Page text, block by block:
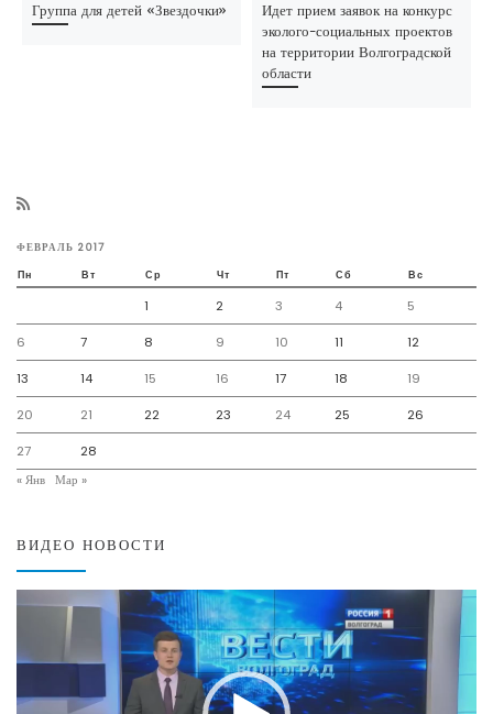
Группа для детей «Звездочки»
Идет прием заявок на конкурс
эколого-социальных проектов
на территории Волгоградской
области
ФЕВРАЛЬ 2017
Пн Вт Ср Чт Пт Сб Вс
1 2 3 4 5
6 7 8 9 10 11 12
13 14 15 16 17 18 19
20 21 22 23 24 25 26
27
28
« Янв Мар »
ВИДЕО НОВОСТИ